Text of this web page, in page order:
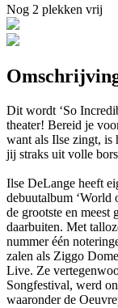
Nog 2 plekken vrij
Dit wordt ‘So
theater! Bereid je
want als Ilse zingt, is
jij straks uit volle
Ilse DeLange heeft
debuutalbum ‘World
de grootste en meest
daarbuiten. Met
nummer één
zalen als Ziggo
Live. Ze
Songfestival, werd
waaronder de